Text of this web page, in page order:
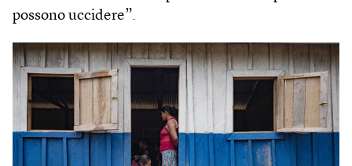
possono uccidere”.